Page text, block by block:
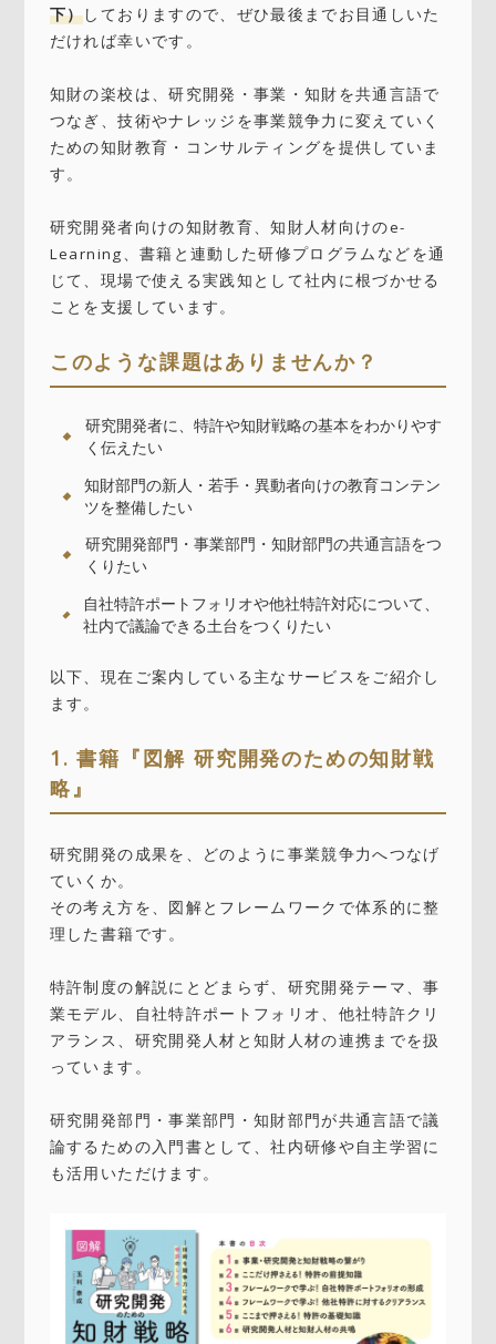
下）しておりますので、ぜひ最後までお目通しいた
だければ幸いです。
知財の楽校は、研究開発・事業・知財を共通言語で
つなぎ、技術やナレッジを事業競争力に変えていく
ための知財教育・コンサルティングを提供していま
す。
研究開発者向けの知財教育、知財人材向けのe-
Learning、書籍と連動した研修プログラムなどを通
じて、現場で使える実践知として社内に根づかせる
ことを支援しています。
このような課題はありませんか？
研究開発者に、特許や知財戦略の基本をわかりやす
く伝えたい
知財部門の新人・若手・異動者向けの教育コンテン
ツを整備したい
研究開発部門・事業部門・知財部門の共通言語をつ
くりたい
自社特許ポートフォリオや他社特許対応について、
社内で議論できる土台をつくりたい
以下、現在ご案内している主なサービスをご紹介し
ます。
1. 書籍『図解 研究開発のための知財戦
略』
研究開発の成果を、どのように事業競争力へつなげ
ていくか。
その考え方を、図解とフレームワークで体系的に整
理した書籍です。
特許制度の解説にとどまらず、研究開発テーマ、事
業モデル、自社特許ポートフォリオ、他社特許クリ
アランス、研究開発人材と知財人材の連携までを扱
っています。
研究開発部門・事業部門・知財部門が共通言語で議
論するための入門書として、社内研修や自主学習に
も活用いただけます。